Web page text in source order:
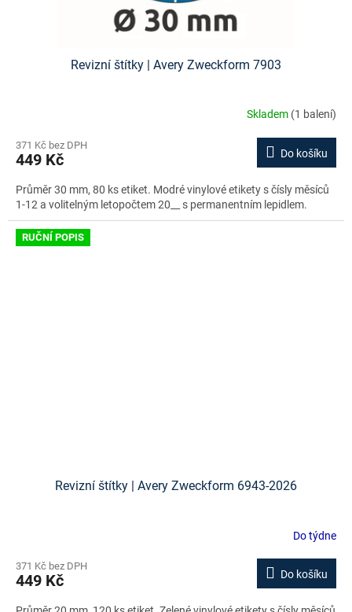
Revizní štítky | Avery Zweckform 7903
Skladem (1 balení)
371 Kč bez DPH
449 Kč Do košíku
Průměr 30 mm, 80 ks etiket. Modré vinylové etikety s čísly měsíců
1-12 a volitelným letopočtem 20__ s permanentním lepidlem.
RUČNÍ POPIS
Revizní štítky | Avery Zweckform 6943-2026
Do týdne
371 Kč bez DPH
449 Kč Do košíku